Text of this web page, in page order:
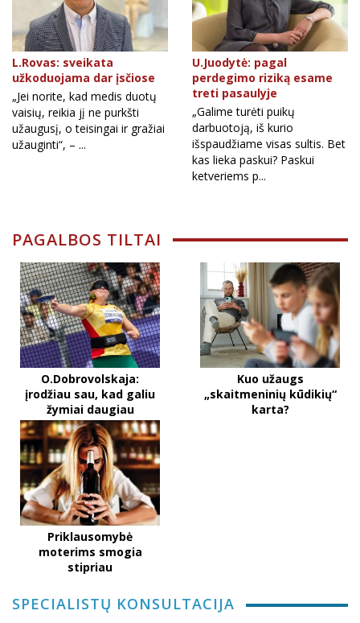
L.Rovas: sveikata
užkoduojama dar įsčiose
„Jei norite, kad medis duotų
vaisių, reikia jį ne purkšti
užaugusį, o teisingai ir gražiai
užauginti“, – ...
U.Juodytė: pagal
perdegimo riziką esame
treti pasaulyje
„Galime turėti puikų
darbuotoją, iš kurio
išspaudžiame visas sultis. Bet
kas lieka paskui? Paskui
ketveriems p...
PAGALBOS TILTAI
O.Dobrovolskaja:
įrodžiau sau, kad galiu
žymiai daugiau
Kuo užaugs
„skaitmeninių kūdikių“
karta?
Priklausomybė
moterims smogia
stipriau
SPECIALISTŲ KONSULTACIJA